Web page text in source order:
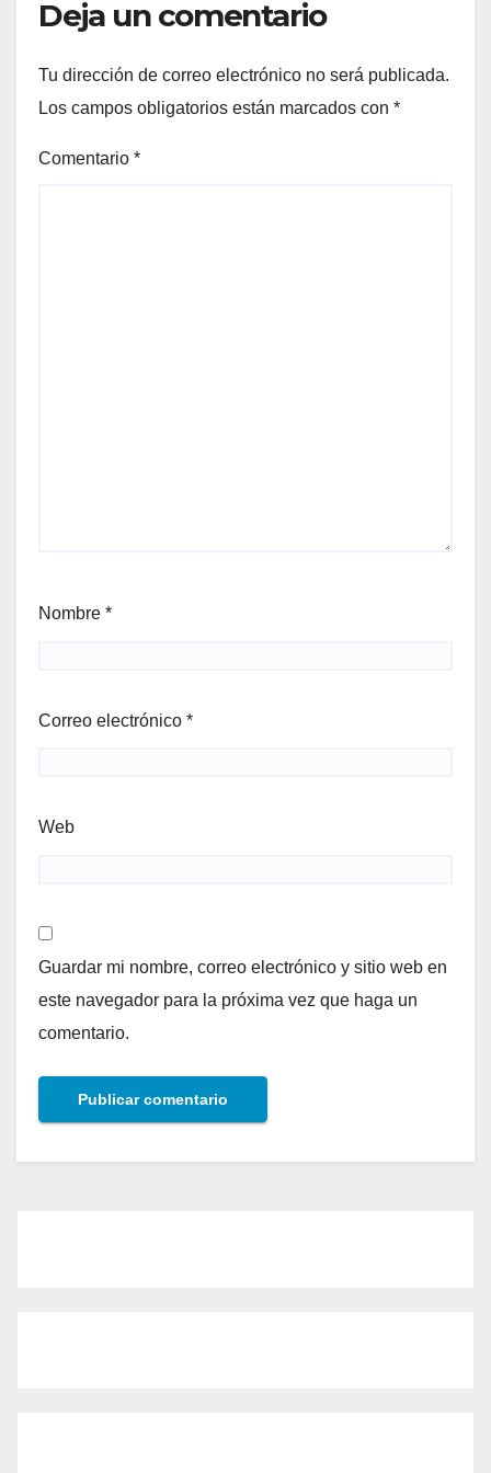
Deja un comentario
Tu dirección de correo electrónico no será publicada.
Los campos obligatorios están marcados con *
Comentario *
Nombre *
Correo electrónico *
Web
Guardar mi nombre, correo electrónico y sitio web en
este navegador para la próxima vez que haga un
comentario.